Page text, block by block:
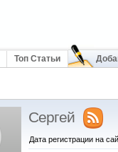
Топ Статьи
Сергей
Дата регистрации на